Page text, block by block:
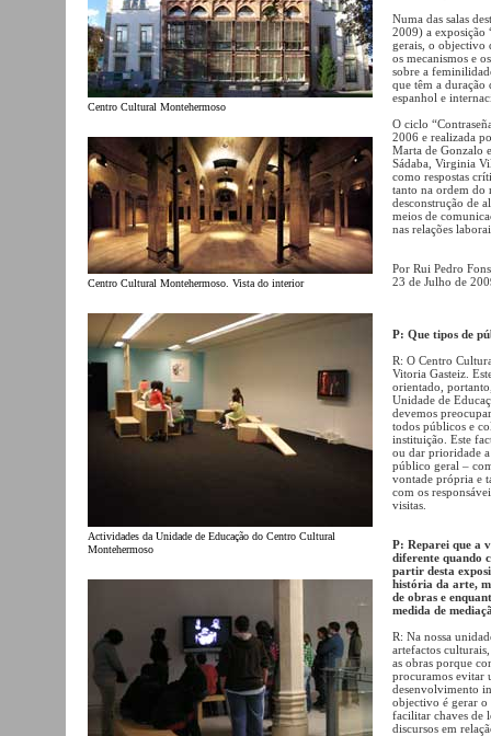
Centro Cultural Montehermoso
Centro Cultural Montehermoso. Vista do interior
Actividades da Unidade de Educação do Centro Cultural
Montehermoso
Numa das salas
2009) a exposição
gerais, o objectivo
os mecanismos e
sobre a
que têm a duração
espanhol e
O ciclo
2006 e realizada
Marta de Gonzalo
Sádaba, Virginia
como respostas
tanto na ordem do
desconstrução de
meios de
nas relações
Por Rui Pedro
23 de Julho de
P: Que tipos de
R: O Centro
Vitoria Gasteiz.
orientado,
Unidade de
devemos
todos públicos e
instituição. Este
ou dar prioridade
público geral –
vontade própria e
com os
visitas.
P: Reparei que a
diferente quando
partir desta
história da arte,
de obras e
medida de
R: Na nossa
artefactos
as obras porque
procuramos evitar
desenvolvimento
objectivo é gerar o
facilitar chaves de
discursos em